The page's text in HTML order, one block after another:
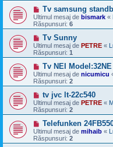
Tv samsung
Ultimul mesaj de bismark «
Răspunsuri: 6
Tv Sunny
Ultimul mesaj de PETRE «
Răspunsuri: 1
Tv NEI Model:32NE
Ultimul mesaj de nicumicu
Răspunsuri: 2
tv jvc lt-22c540
Ultimul mesaj de PETRE «
Răspunsuri: 2
Telefunken
Ultimul mesaj de mihaib «
Răspunsuri: 2